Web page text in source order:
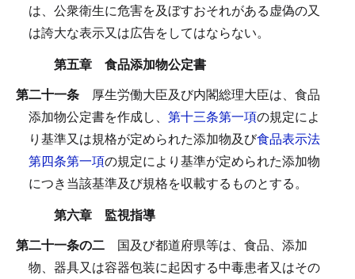
は、公衆衛生に危害を及ぼすおそれがある虚偽の又
は誇大な表示又は広告をしてはならない。
第五章 食品添加物公定書
第二十一条 厚生労働大臣及び内閣総理大臣は、食品
添加物公定書を作成し、 第十三条第一項の規定によ
り基準又は規格が定められた添加物及び食品表示法
第四条第一項の規定により基準が定められた添加物
につき当該基準及び規格を収載するものとする。
第六章 監視指導
第二十一条の二 国及び都道府県等は、食品、添加
物、器具又は容器包装に起因する中毒患者又はその